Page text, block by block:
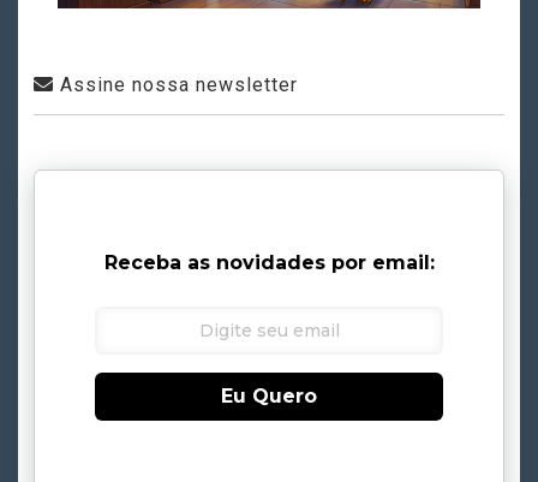
Assine nossa newsletter
Receba as novidades por email:
Eu Quero